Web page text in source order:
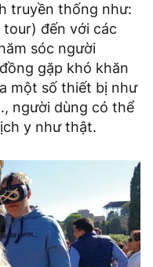
truyền thống như:
đến với các
sóc người
gặp khó khăn
một số thiết bị như
người dùng có thể
y như thật.